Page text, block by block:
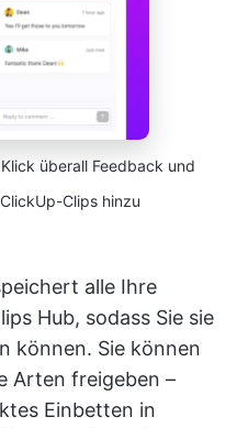
überall Feedback und
Clips hinzu
alle Ihre
Hub, sodass Sie sie
können. Sie können
Arten freigeben –
Einbetten in